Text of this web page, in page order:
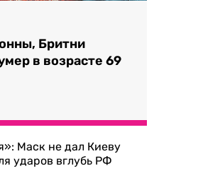
Бритни
в возрасте 69
Маск не дал Киеву
ударов вглубь РФ